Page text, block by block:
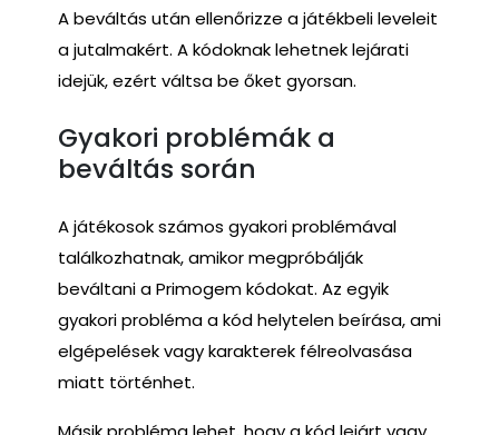
A beváltás után ellenőrizze a játékbeli leveleit
a jutalmakért. A kódoknak lehetnek lejárati
idejük, ezért váltsa be őket gyorsan.
Gyakori problémák a
beváltás során
A játékosok számos gyakori problémával
találkozhatnak, amikor megpróbálják
beváltani a Primogem kódokat. Az egyik
gyakori probléma a kód helytelen beírása, ami
elgépelések vagy karakterek félreolvasása
miatt történhet.